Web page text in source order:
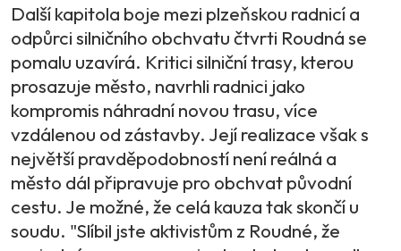
Další kapitola boje mezi plzeňskou radnicí a
odpůrci silničního obchvatu čtvrti Roudná se
pomalu uzavírá. Kritici silniční trasy, kterou
prosazuje město, navrhli radnici jako
kompromis náhradní novou trasu, více
vzdálenou od zástavby. Její realizace však s
největší pravděpodobností není reálná a
město dál připravuje pro obchvat původní
cestu. Je možné, že celá kauza tak skončí u
soudu. "Slíbil jste aktivistům z Roudné, že